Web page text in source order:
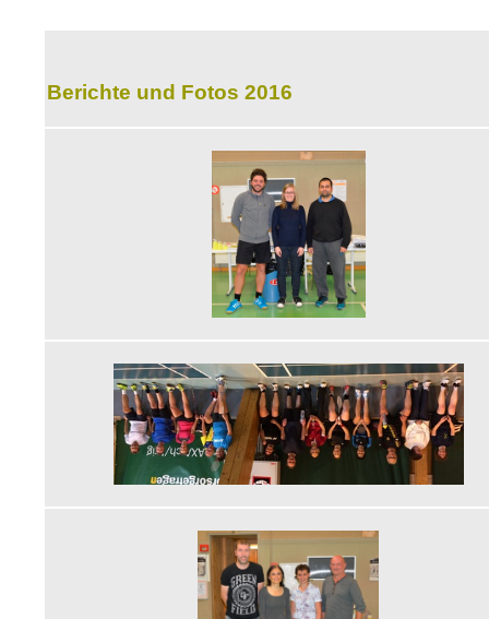
Berichte und Fotos 2016